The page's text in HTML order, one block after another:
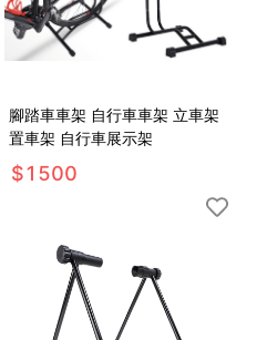
腳踏車車架 自行車車架 立車架
置車架 自行車展示架
$1500